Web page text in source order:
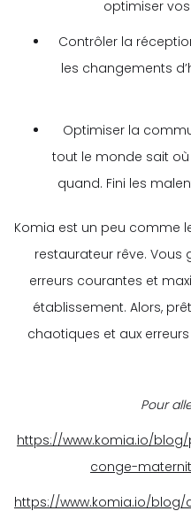
optimiser
Contrôler la
les changements
Optimiser la
tout le monde sait
quand. Fini les
Komia est un peu comme
restaurateur rêve. Vous
erreurs courantes et
établissement. Alors,
chaotiques et aux
Pour
https://www.komia.io/
conge-
https://www.komia.io/